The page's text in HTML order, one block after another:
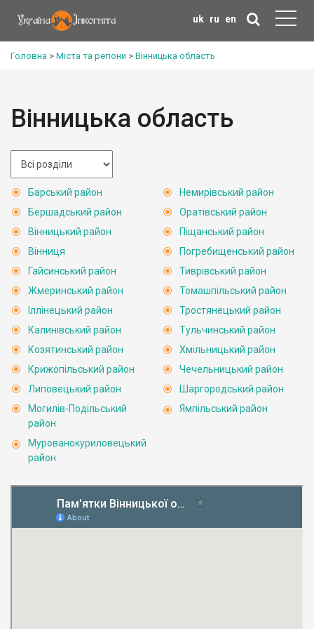
uk ru en
Головна > Міста та регіони > Вінницька область
Вінницька область
Барський район
Бершадський район
Вінницький район
Вінниця
Гайсинський район
Жмеринський район
Іллінецький район
Калинівський район
Козятинський район
Крижопільський район
Липовецький район
Могилів-Подільський
район
Мурованокуриловецький
район
Немирівський район
Оратівський район
Піщанський район
Погребищенський район
Тиврівський район
Томашпільський район
Тростянецький район
Тульчинський район
Хмільницький район
Чечельницький район
Шаргородський район
Ямпільський район